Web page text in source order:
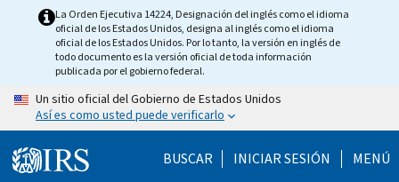
La Orden Ejecutiva 14224, Designación del inglés como el idioma
oficial de los Estados Unidos, designa al inglés como el idioma
oficial de los Estados Unidos. Por lo tanto, la versión en inglés de
todo documento es la versión oficial de toda información
publicada por el gobierno federal.
Un sitio oficial del Gobierno de Estados Unidos
Así es como usted puede verificarlo
BUSCAR INICIAR SESIÓN MENÚ